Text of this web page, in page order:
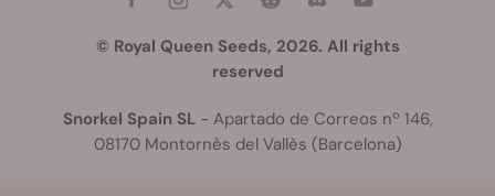
© Royal Queen Seeds, 2026. All rights
reserved
Snorkel Spain SL- Apartado de Correos nº 146,
08170 Montornès del Vallès (Barcelona)